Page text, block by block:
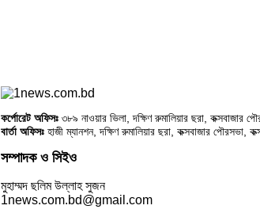
কর্পোরেট অফিসঃ৩৮৯ নাওয়ার ভিলা, দক্ষিণ রুমালিয়ার ছরা, কক্সবাজার
বার্তা অফিসঃ হাজী ম্যানশন, দক্ষিণ রুমালিয়ার ছরা, কক্সবাজার পৌরসভা,
সম্পাদক ও সিইও
মুহাম্মদ ছলিম উল্লাহ সুজন
1news.com.bd@gmail.com